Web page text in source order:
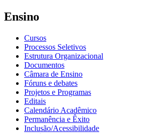
Ensino
Cursos
Processos Seletivos
Estrutura Organizacional
Documentos
Câmara de Ensino
Fóruns e debates
Projetos e Programas
Editais
Calendário Acadêmico
Permanência e Êxito
Inclusão/Acessibilidade